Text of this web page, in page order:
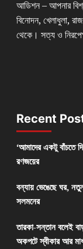
আডিশন – আপনার
বিনোদন, খেলাধুলা,
থেকে। সত্য ও
Recent
‘আমাদের একটু বাঁচতে
রণজয়ের
বন্যায় ভেঙেছে ঘর,
সলমনের
তারকা-সন্তান বলেই
অকপটে স্বীকার আর